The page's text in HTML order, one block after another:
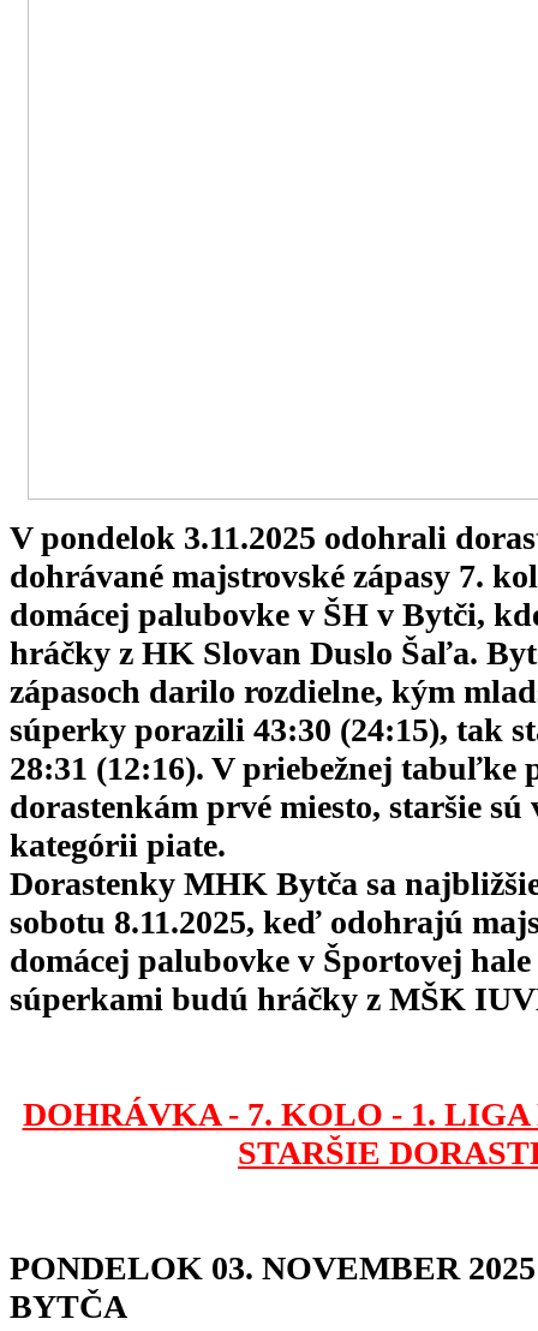
V pondelok 3.11.2025 odohrali
dohrávané majstrovské zápasy 7.
domácej palubovke v ŠH v Bytči,
hráčky z HK Slovan Duslo Šaľa.
zápasoch darilo rozdielne, kým
súperky porazili 43:30 (24:15), tak
28:31 (12:16). V priebežnej tabuľke
dorastenkám prvé miesto, staršie sú
kategórii piate.
Dorastenky MHK Bytča sa
sobotu 8.11.2025, keď odohrajú
domácej palubovke v Športovej
súperkami budú hráčky z MŠK
DOHRÁVKA - 7. KOLO - 1.
STARŠIE
PONDELOK 03. NOVEMBER
BYTČA